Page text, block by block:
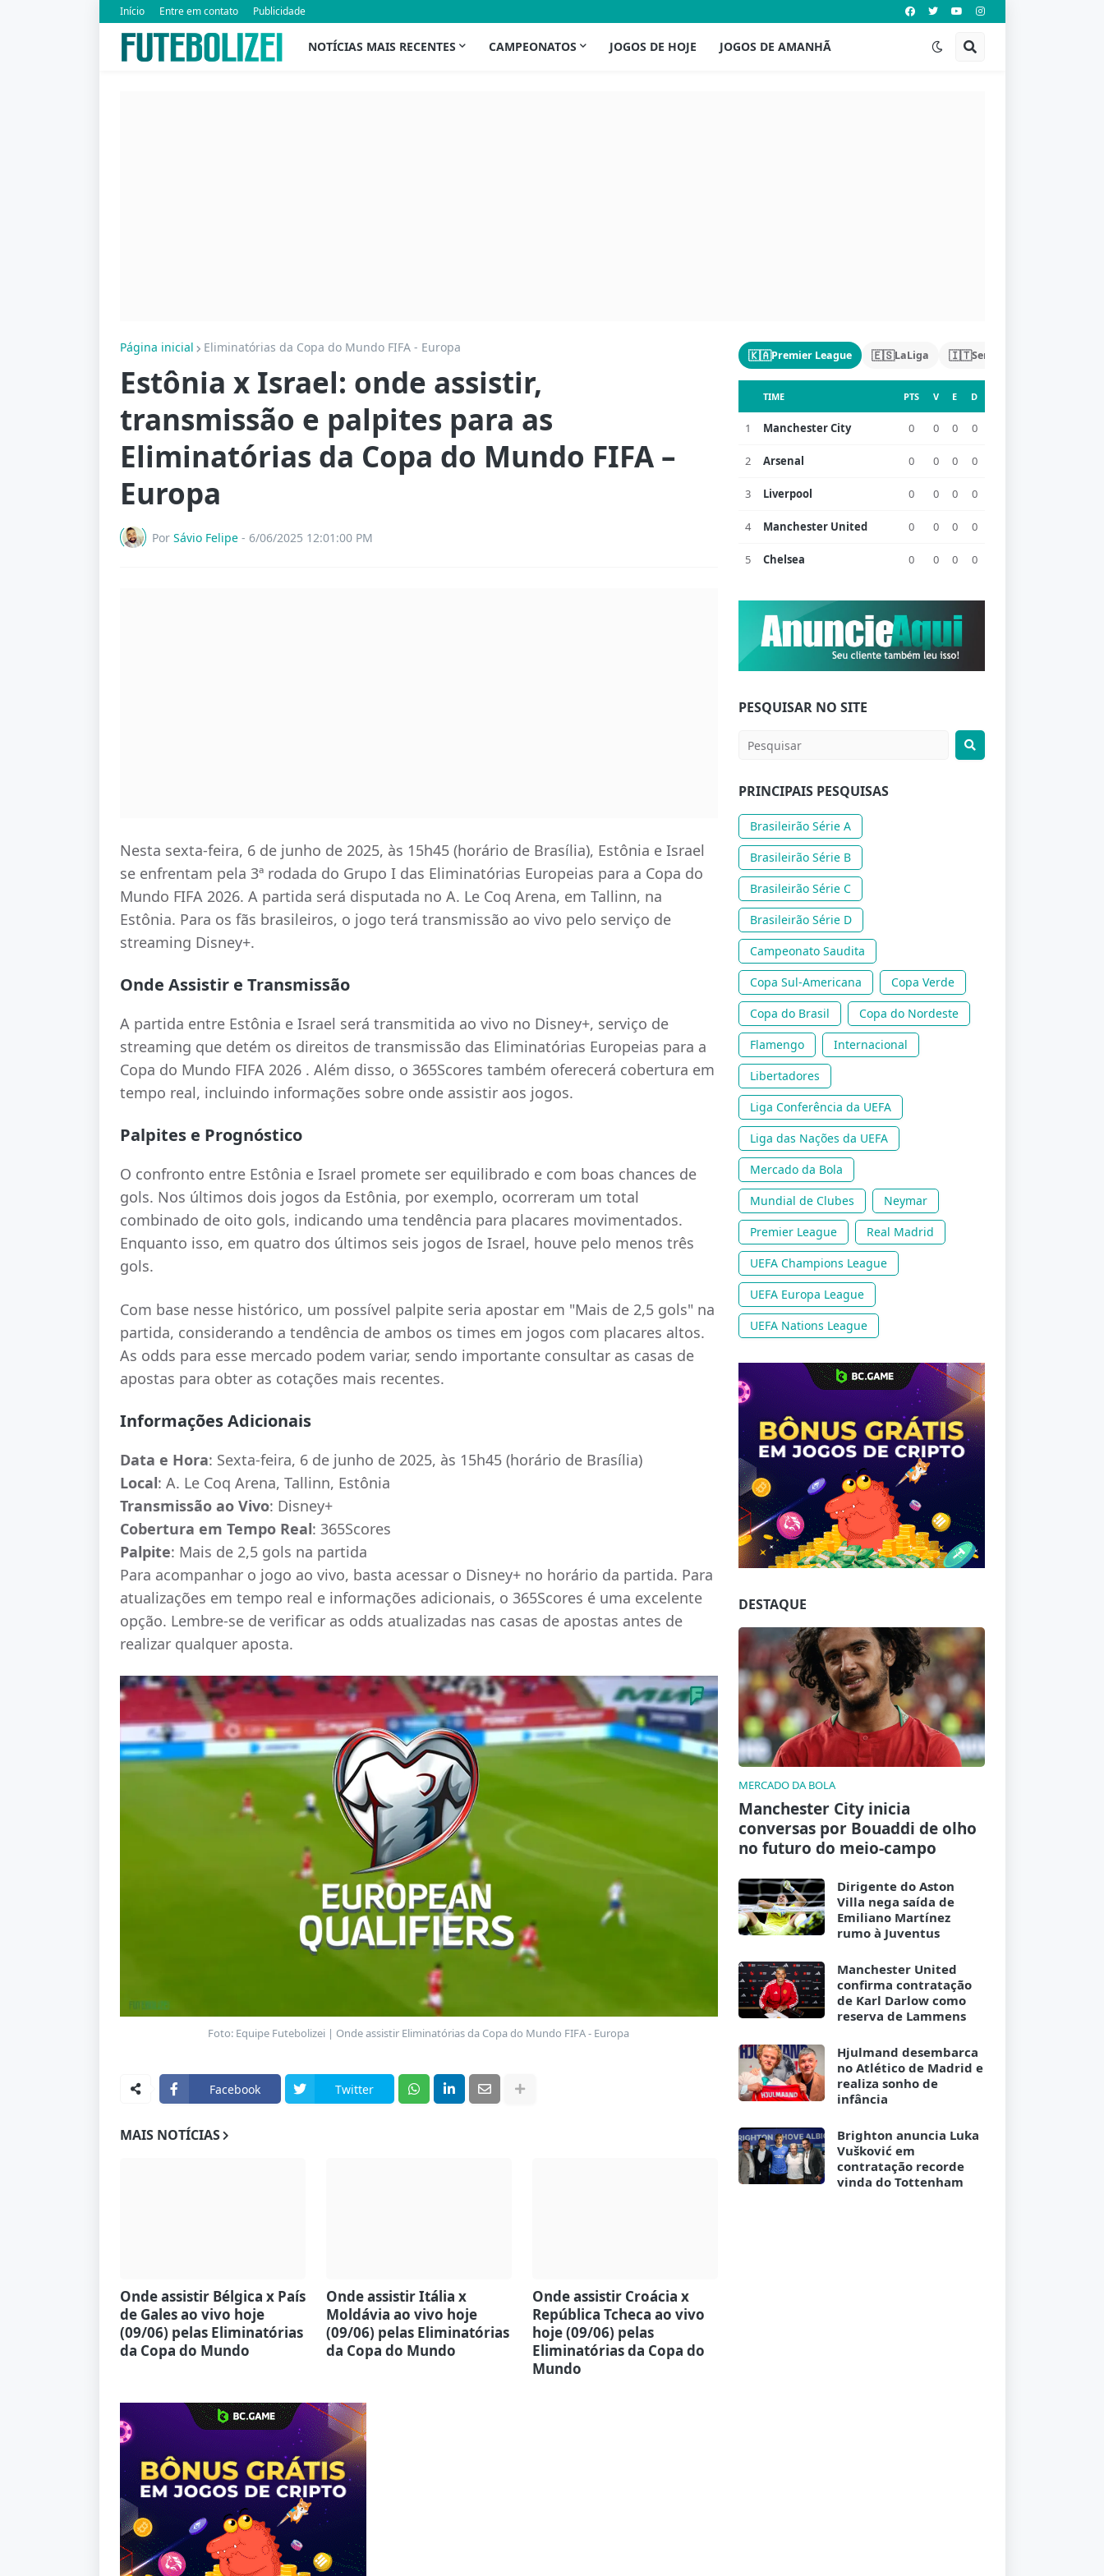
Início Entre em contato Publicidade
NOTÍCIAS MAIS RECENTES CAMPEONATOS JOGOS DE HOJE JOGOS DE AMANHÃ
Página inicial Eliminatórias da Copa do Mundo FIFA - Europa
Estônia x Israel: onde assistir,
transmissão e palpites para as
Eliminatórias da Copa do Mundo FIFA –
Europa
Por Sávio Felipe - 6/06/2025 12:01:00 PM
Nesta sexta-feira, 6 de junho de 2025, às 15h45 (horário de Brasília), Estônia e Israel
se enfrentam pela 3ª rodada do Grupo I das Eliminatórias Europeias para a Copa do
Mundo FIFA 2026. A partida será disputada no A. Le Coq Arena, em Tallinn, na
Estônia. Para os fãs brasileiros, o jogo terá transmissão ao vivo pelo serviço de
streaming Disney+.
Onde Assistir e Transmissão
A partida entre Estônia e Israel será transmitida ao vivo no Disney+, serviço de
streaming que detém os direitos de transmissão das Eliminatórias Europeias para a
Copa do Mundo FIFA 2026 . Além disso, o 365Scores também oferecerá cobertura em
tempo real, incluindo informações sobre onde assistir aos jogos.
Palpites e Prognóstico
O confronto entre Estônia e Israel promete ser equilibrado e com boas chances de
gols. Nos últimos dois jogos da Estônia, por exemplo, ocorreram um total
combinado de oito gols, indicando uma tendência para placares movimentados.
Enquanto isso, em quatro dos últimos seis jogos de Israel, houve pelo menos três
gols.
Com base nesse histórico, um possível palpite seria apostar em "Mais de 2,5 gols" na
partida, considerando a tendência de ambos os times em jogos com placares altos.
As odds para esse mercado podem variar, sendo importante consultar as casas de
apostas para obter as cotações mais recentes.
Informações Adicionais
Data e Hora: Sexta-feira, 6 de junho de 2025, às 15h45 (horário de Brasília)
Local: A. Le Coq Arena, Tallinn, Estônia
Transmissão ao Vivo: Disney+
Cobertura em Tempo Real: 365Scores
Palpite: Mais de 2,5 gols na partida
Para acompanhar o jogo ao vivo, basta acessar o Disney+ no horário da partida. Para
atualizações em tempo real e informações adicionais, o 365Scores é uma excelente
opção. Lembre-se de verificar as odds atualizadas nas casas de apostas antes de
realizar qualquer aposta.
Foto: Equipe Futebolizei | Onde assistir Eliminatórias da Copa do Mundo FIFA - Europa
Facebook Twitter
MAIS NOTÍCIAS
Onde assistir Bélgica x País
de Gales ao vivo hoje
(09/06) pelas Eliminatórias
da Copa do Mundo
Onde assistir Itália x
Moldávia ao vivo hoje
(09/06) pelas Eliminatórias
da Copa do Mundo
Onde assistir Croácia x
República Tcheca ao vivo
hoje (09/06) pelas
Eliminatórias da Copa do
Mundo
🇰🇦Premier League 🇪🇸LaLiga 🇮🇹Serie A
TIME PTS V E D
1 Manchester City 0 0 0 0
2 Arsenal 0 0 0 0
3 Liverpool 0 0 0 0
4 Manchester United 0 0 0 0
5 Chelsea 0 0 0 0
PESQUISAR NO SITE
PRINCIPAIS PESQUISAS
Brasileirão Série A
Brasileirão Série B
Brasileirão Série C
Brasileirão Série D
Campeonato Saudita
Copa Sul-Americana
Copa Verde
Copa do Brasil
Copa do Nordeste
Flamengo
Internacional
Libertadores
Liga Conferência da UEFA
Liga das Nações da UEFA
Mercado da Bola
Mundial de Clubes
Neymar
Premier League
Real Madrid
UEFA Champions League
UEFA Europa League
UEFA Nations League
Jogue com responsabilidade. 18+
DESTAQUE
MERCADO DA BOLA
Manchester City inicia
conversas por Bouaddi de olho
no futuro do meio-campo
Dirigente do Aston
Villa nega saída de
Emiliano Martínez
rumo à Juventus
Manchester United
confirma contratação
de Karl Darlow como
reserva de Lammens
Hjulmand desembarca
no Atlético de Madrid e
realiza sonho de
infância
Brighton anuncia Luka
Vušković em
contratação recorde
vinda do Tottenham